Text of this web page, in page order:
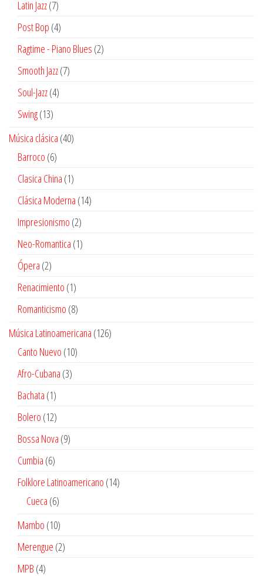
Latin Jazz 77
productos
Post Bop 44
productos
Ragtime - Piano Blues 22
Smooth Jazz 77
Soul-Jazz 44
Swing 1313
Música clásica 4040
Barroco 66
productos
Clasica China 11
producto
Clásica Moderna 1414
Impresionismo 22
productos
Neo-Romantica 11
Ópera 22
productos
Renacimiento 11
producto
Romanticismo 88
Música Latinoamericana 126126
Canto Nuevo 1010
Afro-Cubana 33
Bachata 11
producto
Bolero 1212
productos
Bossa Nova 99
Cumbia 66
productos
Folklore Latinoamericano 1414
Cueca 66
Mambo 1010
productos
Merengue 22
MPB 44